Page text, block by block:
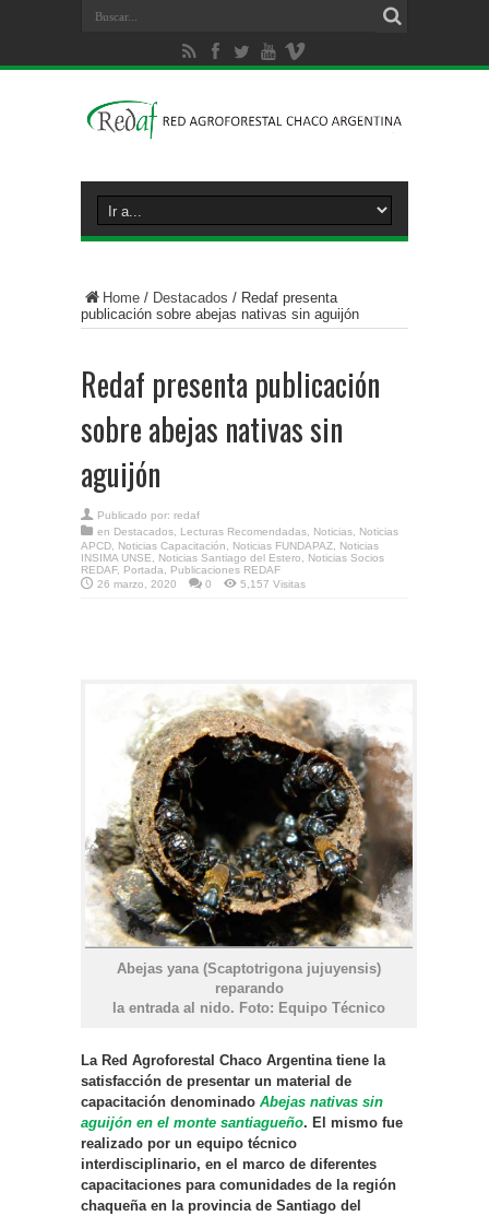
Home / Destacados / Redaf presenta
publicación sobre abejas nativas sin aguijón
Redaf presenta publicación
sobre abejas nativas sin
aguijón
Publicado por: redaf
en Destacados Lecturas Recomendadas Noticias
Noticias
APCD
Noticias Capacitación Noticias FUNDAPAZ
Noticias
INSIMA UNSE
Noticias Santiago del Estero
Noticias Socios
REDAF, Portada
Publicaciones REDAF
26 marzo, 2020
0 5,157 Visitas
Abejas yana (Scaptotrigona jujuyensis)
reparando
la entrada al nido. Foto: Equipo Técnico
La Red Agroforestal Chaco Argentina tiene la
satisfacción de presentar un material de
capacitación denominado Abejas nativas sin
aguijón en el monte santiagueño. El mismo fue
realizado por un equipo técnico
interdisciplinario, en el marco de diferentes
capacitaciones para comunidades de la región
chaqueña en la provincia de Santiago del